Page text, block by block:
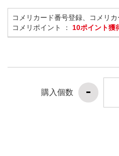
コメリカード番号登録、コメリ
コメリポイント ： 10ポイント獲
購入個数